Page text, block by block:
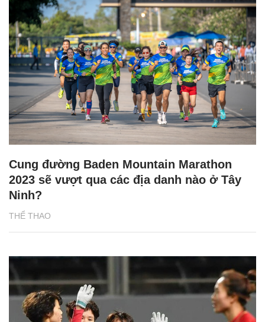
THỂ THAO
Cung đường Baden Mountain Marathon
2023 sẽ vượt qua các địa danh nào ở Tây
Ninh?